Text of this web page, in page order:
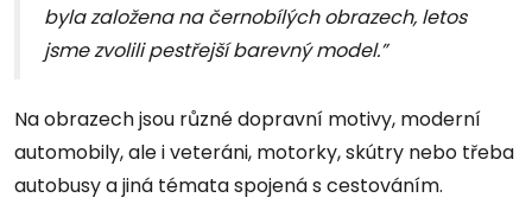
byla založena na černobílých obrazech, letos
jsme zvolili pestřejší barevný model.”
Na obrazech jsou různé dopravní motivy, moderní
automobily, ale i veteráni, motorky, skútry nebo třeba
autobusy a jiná témata spojená s cestováním.